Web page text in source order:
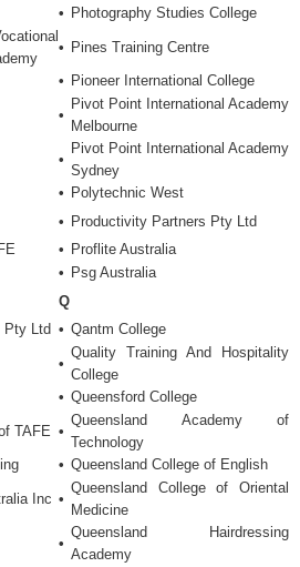
• Photography Studies College
• Pines Training Centre
• Pioneer International College
•
Pivot Point International Academy
Melbourne
•
Pivot Point International Academy
Sydney
• Polytechnic West
• Productivity Partners Pty Ltd
• Proflite Australia
• Psg Australia
Q
Pty Ltd • Qantm College
•
Quality Training And Hospitality
College
• Queensford College
TAFE •
Queensland Academy of
Technology
• Queensland College of English
Inc •
Queensland College of Oriental
Medicine
•
Queensland Hairdressing
Academy